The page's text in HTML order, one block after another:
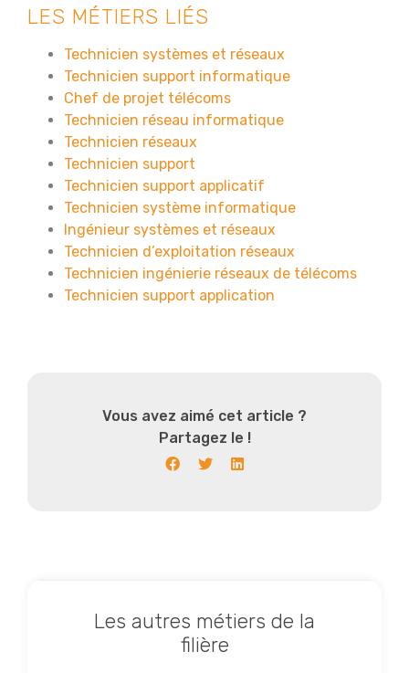
LES MÉTIERS LIÉS
Technicien systèmes et réseaux
Technicien support informatique
Chef de projet télécoms
Technicien réseau informatique
Technicien réseaux
Technicien support
Technicien support applicatif
Technicien système informatique
Ingénieur systèmes et réseaux
Technicien d’exploitation réseaux
Technicien ingénierie réseaux de télécoms
Technicien support application
Vous avez aimé cet article ?
Partagez le !
Les autres métiers de la
filière